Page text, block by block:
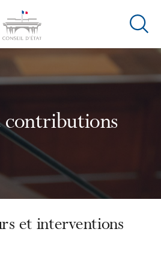
Ouvrir
de
contributions
et interventions